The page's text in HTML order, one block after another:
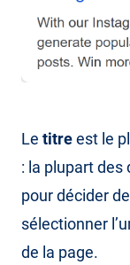
Le titreest le
: la plupart
pour décider
sélectionner
de la page.